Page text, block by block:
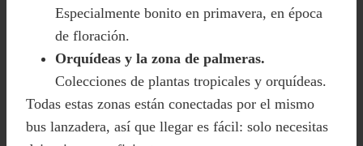
Especialmente bonito en primavera, en época
de floración.
Orquídeas y la zona de palmeras.
Colecciones de plantas tropicales y orquídeas.
Todas estas zonas están conectadas por el mismo
bus lanzadera, así que llegar es fácil: solo necesitas